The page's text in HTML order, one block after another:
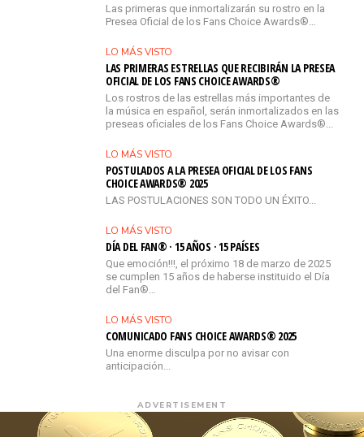
Las primeras que inmortalizarán su rostro en la
Presea Oficial de los Fans Choice Awards®…
LO MÁS VISTO
LAS PRIMERAS ESTRELLAS QUE RECIBIRÁN LA PRESEA
OFICIAL DE LOS FANS CHOICE AWARDS®
Los rostros de las estrellas más importantes de
la música en español, serán inmortalizados en las
preseas oficiales de los Fans Choice Awards®...
LO MÁS VISTO
POSTULADOS A LA PRESEA OFICIAL DE LOS FANS
CHOICE AWARDS® 2025
LAS POSTULACIONES SON TODO UN ÉXITO...
LO MÁS VISTO
DÍA DEL FAN® · 15 AÑOS · 15 PAÍSES
Que emoción!!!, el próximo 18 de marzo de 2025
se cumplen 15 años de haberse instituido el Día
del Fan®…
LO MÁS VISTO
COMUNICADO FANS CHOICE AWARDS® 2025
Una enorme disculpa por no avisar con
anticipación...
ADVERTISEMENT